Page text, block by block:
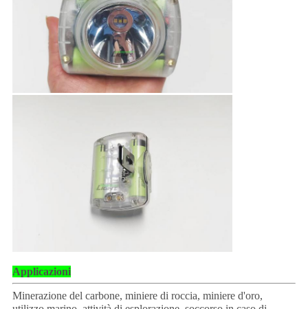
Applicazioni
Minerazione del carbone, miniere di roccia, miniere d'oro,